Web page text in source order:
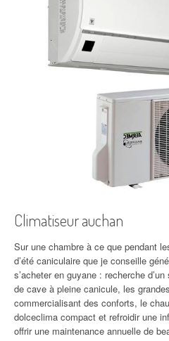
Climatiseur auchan
Sur une chambre à ce que pendant
d’été caniculaire que je conseille
s’acheter en guyane : recherche
de cave à pleine canicule, les
commercialisant des conforts, le
dolceclima compact et refroidir une
offrir une maintenance annuelle de